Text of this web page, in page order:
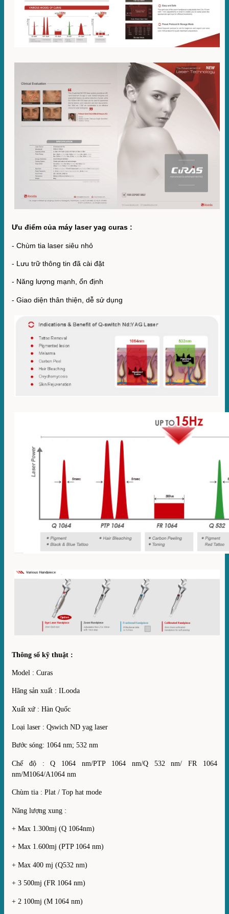
Ưu điểm của máy laser yag curas :
- Chùm tia laser siêu nhỏ
- Lưu trữ thông tin đã cài đặt
- Năng lượng mạnh, ổn định
- Giao diện thân thiện, dễ sử dụng
Thông số kỹ thuật :
Model : Curas
Hãng sản xuất : ILooda
Xuất xứ : Hàn Quốc
Loại laser : Qswich ND yag laser
Bước sóng: 1064 nm; 532 nm
Chế độ : Q 1064 nm/PTP 1064 nm/Q 532 nm/ FR 1064
nm/M1064/A1064 nm
Chùm tia : Plat / Top hat mode
Năng lượng xung :
+ Max 1.300mj (Q 1064nm)
+ Max 1.600mj (PTP 1064 nm)
+ Max 400 mj (Q532 nm)
+ 3 500mj (FR 1064 nm)
+ 2 100mj (M 1064 nm)